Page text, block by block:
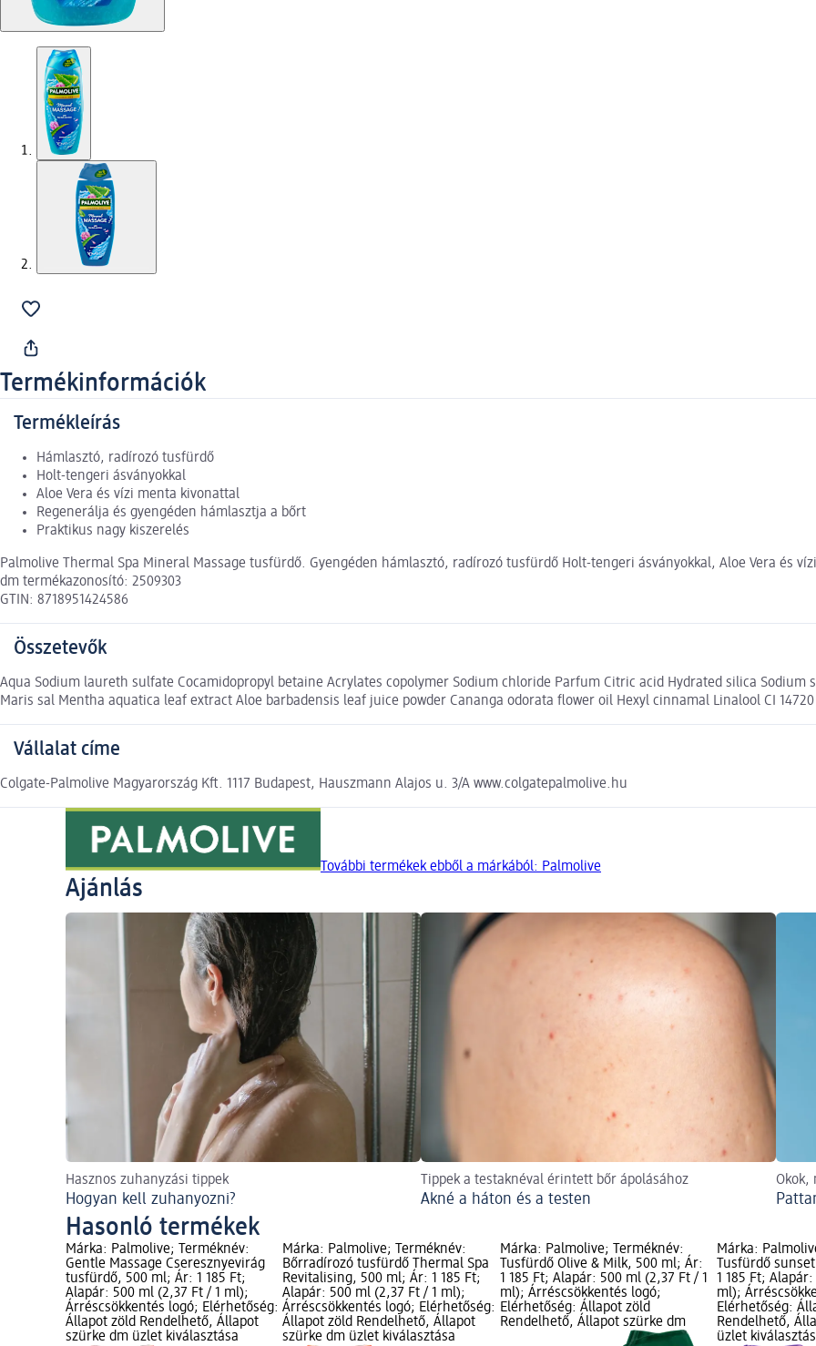
Termékinformációk
Termékleírás
Hámlasztó, radírozó tusfürdő
Holt-tengeri ásványokkal
Aloe Vera és vízi menta kivonattal
Regenerálja és gyengéden hámlasztja a bőrt
Praktikus nagy kiszerelés
Palmolive Thermal Spa Mineral Massage tusfürdő. Gyengéden hámlasztó, radírozó tusfürdő Holt-tengeri ásványokkal, Aloe Vera és
dm termékazonosító: 2509303
GTIN: 8718951424586
Összetevők
Aqua Sodium laureth sulfate Cocamidopropyl betaine Acrylates copolymer Sodium chloride Parfum Citric acid Hydrated silica Sodium
Maris sal Mentha aquatica leaf extract Aloe barbadensis leaf juice powder Cananga odorata flower oil Hexyl cinnamal Linalool CI 14720
Vállalat címe
Colgate-Palmolive Magyarország Kft. 1117 Budapest, Hauszmann Alajos u. 3/A www.colgatepalmolive.hu
További termékek ebből a márkából: Palmolive
Ajánlás
Hasznos zuhanyzási tippek
Hogyan kell zuhanyozni?
Tippek a testaknéval érintett bőr ápolásához
Akné a háton és a testen
Okok,
Hasonló termékek
Márka: Palmolive; Terméknév:
Gentle Massage Cseresznyevirág
tusfürdő, 500 ml; Ár: 1 185 Ft;
Alapár: 500 ml (2,37 Ft / 1 ml);
Árréscsökkentés logó; Elérhetőség:
Állapot zöld Rendelhető, Állapot
szürke dm üzlet kiválasztása
Márka: Palmolive; Terméknév:
Bőrradírozó tusfürdő Thermal Spa
Revitalising, 500 ml; Ár: 1 185 Ft;
Alapár: 500 ml (2,37 Ft / 1 ml);
Árréscsökkentés logó; Elérhetőség:
Állapot zöld Rendelhető, Állapot
szürke dm üzlet kiválasztása
Márka: Palmolive; Terméknév:
Tusfürdő Olive & Milk, 500 ml; Ár:
1 185 Ft; Alapár: 500 ml (2,37 Ft / 1
ml); Árréscsökkentés logó;
Elérhetőség: Állapot zöld
Rendelhető, Állapot szürke dm
Márka:
Tusfürdő
1 185 Ft;
ml);
Elérhetőség:
Rendelhető,
üzlet